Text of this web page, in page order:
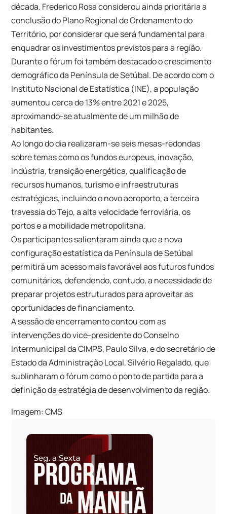
década. Frederico Rosa considerou ainda prioritária a
conclusão do Plano Regional de Ordenamento do
Território, por considerar que será fundamental para
enquadrar os investimentos previstos para a região.
Durante o fórum foi também destacado o crescimento
demográfico da Península de Setúbal. De acordo com o
Instituto Nacional de Estatística (INE), a população
aumentou cerca de 13% entre 2021 e 2025,
aproximando-se atualmente de um milhão de
habitantes.
Ao longo do dia realizaram-se seis mesas-redondas
sobre temas como os fundos europeus, inovação,
indústria, transição energética, qualificação de
recursos humanos, turismo e infraestruturas
estratégicas, incluindo o novo aeroporto, a terceira
travessia do Tejo, a alta velocidade ferroviária, os
portos e a mobilidade metropolitana.
Os participantes salientaram ainda que a nova
configuração estatística da Península de Setúbal
permitirá um acesso mais favorável aos futuros fundos
comunitários, defendendo, contudo, a necessidade de
preparar projetos estruturados para aproveitar as
oportunidades de financiamento.
A sessão de encerramento contou com as
intervenções do vice-presidente do Conselho
Intermunicipal da CIMPS, Paulo Silva, e do secretário de
Estado da Administração Local, Silvério Regalado, que
sublinharam o fórum como o ponto de partida para a
definição da estratégia de desenvolvimento da região.
Imagem: CMS